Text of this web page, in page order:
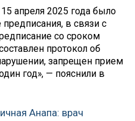
апреля 2025 года было
в связи с
со сроком
протокол об
запрещен прием
год», — пояснили в
Анапа: врач